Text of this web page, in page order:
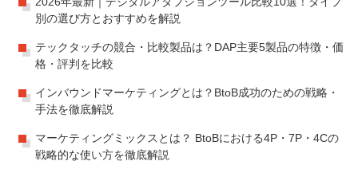
別の選び方とおすすめを解説
テックタッチの競合・比較製品は？DAP主要5製品の特徴・価
格・評判を比較
インバウンドマーケティングとは？BtoB成功のための戦略・
手法を徹底解説
マーケティングミックスとは？ BtoBにおける4P・7P・4Cの
戦略的な使い方を徹底解説